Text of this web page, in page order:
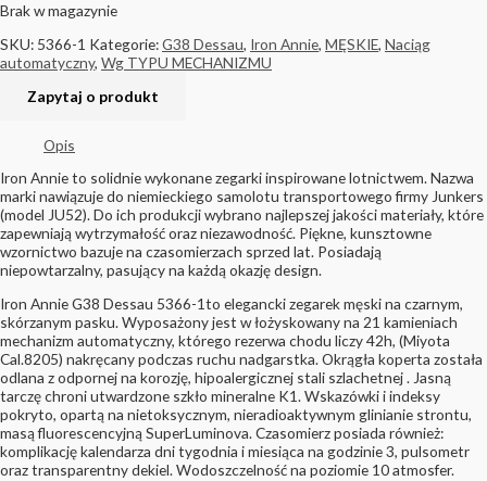
Brak w magazynie
SKU: 5366-1 Kategorie:G38 Dessau, Iron Annie, MĘSKIE, Naciąg
automatyczny, Wg TYPU MECHANIZMU
Opis
Iron Annie to solidnie wykonane zegarki inspirowane lotnictwem. Nazwa
marki nawiązuje do niemieckiego samolotu transportowego firmy Junkers
(model JU52). Do ich produkcji wybrano najlepszej jakości materiały, które
zapewniają wytrzymałość oraz niezawodność. Piękne, kunsztowne
wzornictwo bazuje na czasomierzach sprzed lat. Posiadają
niepowtarzalny, pasujący na każdą okazję design.
Iron Annie G38 Dessau 5366-1to elegancki zegarek męski na czarnym,
skórzanym pasku. Wyposażony jest w łożyskowany na 21 kamieniach
mechanizm automatyczny, którego rezerwa chodu liczy 42h, (Miyota
Cal.8205) nakręcany podczas ruchu nadgarstka. Okrągła koperta została
odlana z odpornej na korozję, hipoalergicznej stali szlachetnej . Jasną
tarczę chroni utwardzone szkło mineralne K1. Wskazówki i indeksy
pokryto, opartą na nietoksycznym, nieradioaktywnym glinianie strontu,
masą fluorescencyjną SuperLuminova. Czasomierz posiada również:
komplikację kalendarza dni tygodnia i miesiąca na godzinie 3, pulsometr
oraz transparentny dekiel. Wodoszczelność na poziomie 10 atmosfer.